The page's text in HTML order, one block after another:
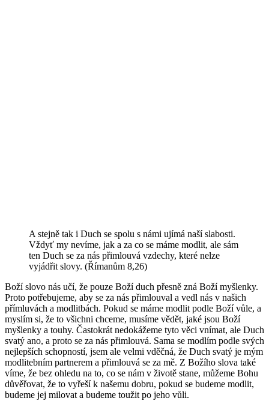
A stejně tak i Duch se spolu s námi ujímá naší slabosti.
Vždyť my nevíme, jak a za co se máme modlit, ale sám
ten Duch se za nás přimlouvá vzdechy, které nelze
vyjádřit slovy. (Římanům 8,26)
Boží slovo nás učí, že pouze Boží duch přesně zná Boží myšlenky.
Proto potřebujeme, aby se za nás přimlouval a vedl nás v našich
přímluvách a modlitbách. Pokud se máme modlit podle Boží vůle, a
myslím si, že to všichni chceme, musíme vědět, jaké jsou Boží
myšlenky a touhy. Častokrát nedokážeme tyto věci vnímat, ale Duch
svatý ano, a proto se za nás přimlouvá. Sama se modlím podle svých
nejlepších schopností, jsem ale velmi vděčná, že Duch svatý je mým
modlitebním partnerem a přimlouvá se za mě. Z Božího slova také
víme, že bez ohledu na to, co se nám v životě stane, můžeme Bohu
důvěřovat, že to vyřeší k našemu dobru, pokud se budeme modlit,
budeme jej milovat a budeme toužit po jeho vůli.